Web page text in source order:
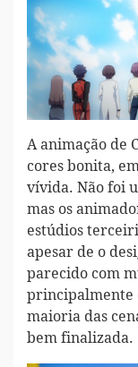
A animação de
cores bonita,
vívida. Não foi
mas os
estúdios
apesar de o
parecido com
principalmente
maioria das
bem finalizada.